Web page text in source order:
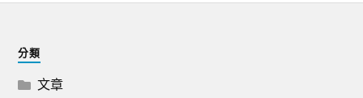
分類
文章